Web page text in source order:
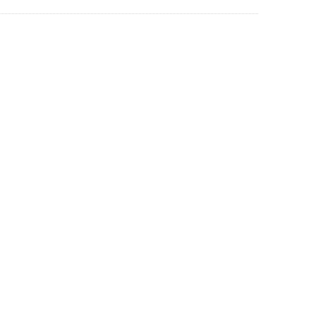
KFZ-Kennzeichen oder auch Einblicke in die
wurde. Außerdem können Sie so den aktuellen